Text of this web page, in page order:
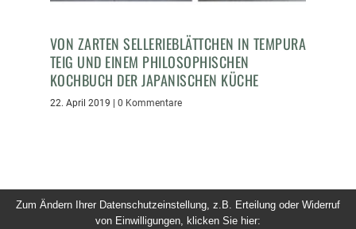
VON ZARTEN SELLERIEBLÄTTCHEN IN TEMPURA
TEIG UND EINEM PHILOSOPHISCHEN
KOCHBUCH DER JAPANISCHEN KÜCHE
22. April 2019 0 Kommentare
© 2026 Dinner um Acht. Alle Rechte vorbehalten
Zum Ändern Ihrer Datenschutzeinstellung, z.B. Erteilung oder Widerruf
von Einwilligungen, klicken Sie hier: